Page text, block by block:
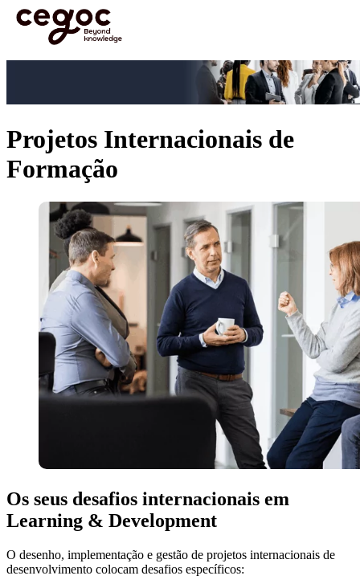
Skip to main content
Está aqui:Home > Soluções Internacionais de Formação
Formação
Projetos Internacionais de
Formação
Os seus desafios internacionais em
Learning & Development
O desenho, implementação e gestão de projetos internacionais de
desenvolvimento colocam desafios específicos: